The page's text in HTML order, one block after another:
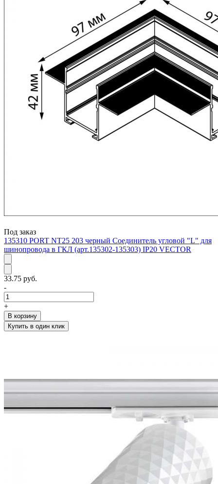
Под заказ
135310 PORT NT25 203 черный Соединитель угловой "L" для
шинопровода в ГКЛ (арт.135302-135303) IP20 VECTOR
33.75 руб.
-
+
В корзину
Купить в один клик